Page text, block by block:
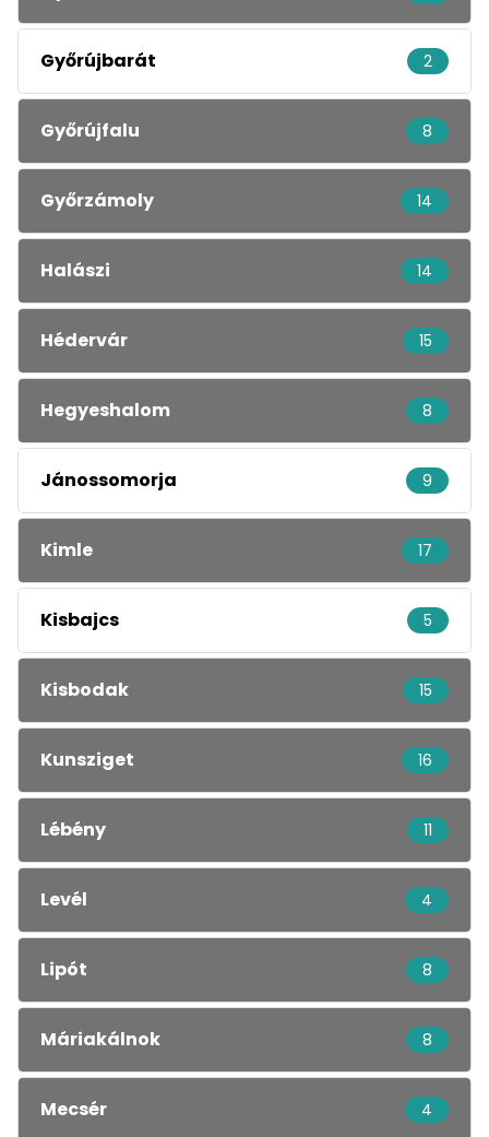
Győrújbarát 2
Győrújfalu 8
Győrzámoly 14
Halászi 14
Hédervár 15
Hegyeshalom 8
Jánossomorja 9
Kimle 17
Kisbajcs 5
Kisbodak 15
Kunsziget 16
Lébény 11
Levél 4
Lipót 8
Máriakálnok 8
Mecsér 4